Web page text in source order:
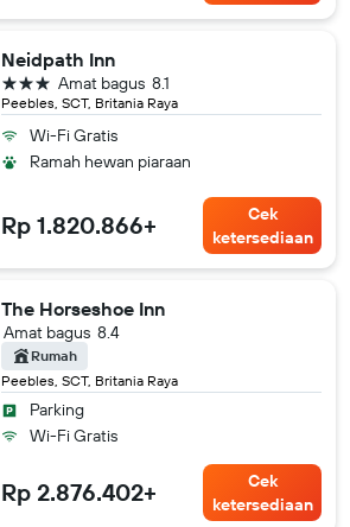
Neidpath Inn
Peebles, SCT, Britania Raya
8.1
Amat bagus
bintang 3
Wi-Fi Gratis
Ramah hewan piaraan
Rp 1.820.866+
Cek
ketersediaan
The Horseshoe Inn
Peebles, SCT, Britania Raya
8.4
Amat bagus
Rumah
Parking
Wi-Fi Gratis
Rp 2.876.402+
Cek
ketersediaan